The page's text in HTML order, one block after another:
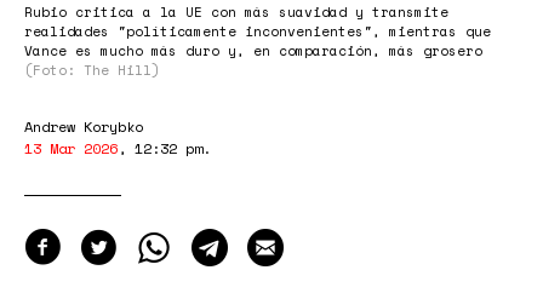
Rubio critica a la UE con más suavidad y transmite
realidades "políticamente inconvenientes", mientras que
Vance es mucho más duro y, en comparación, más grosero
(Foto: The Hill)
Andrew Korybko
13 Mar 2026, 12:32 pm.